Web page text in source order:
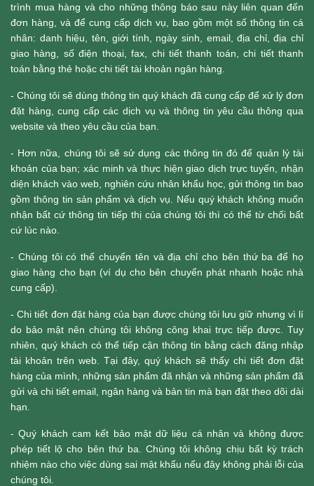
trình mua hàng và cho những thông báo sau này liên quan đến
đơn hàng, và để cung cấp dịch vụ, bao gồm một số thông tin cá
nhân: danh hiệu, tên, giới tính, ngày sinh, email, địa chỉ, địa chỉ
giao hàng, số điện thoại, fax, chi tiết thanh toán, chi tiết thanh
toán bằng thẻ hoặc chi tiết tài khoản ngân hàng.
- Chúng tôi sẽ dùng thông tin quý khách đã cung cấp để xử lý đơn
đặt hàng, cung cấp các dịch vụ và thông tin yêu cầu thông qua
website và theo yêu cầu của bạn.
- Hơn nữa, chúng tôi sẽ sử dụng các thông tin đó để quản lý tài
khoản của bạn; xác minh và thực hiện giao dịch trực tuyến, nhận
diện khách vào web, nghiên cứu nhân khẩu học, gửi thông tin bao
gồm thông tin sản phẩm và dịch vụ. Nếu quý khách không muốn
nhận bất cứ thông tin tiếp thị của chúng tôi thì có thể từ chối bất
cứ lúc nào.
- Chúng tôi có thể chuyển tên và địa chỉ cho bên thứ ba để họ
giao hàng cho bạn (ví dụ cho bên chuyển phát nhanh hoặc nhà
cung cấp).
- Chi tiết đơn đặt hàng của bạn được chúng tôi lưu giữ nhưng vì lí
do bảo mật nên chúng tôi không công khai trực tiếp được. Tuy
nhiên, quý khách có thể tiếp cận thông tin bằng cách đăng nhập
tài khoản trên web. Tại đây, quý khách sẽ thấy chi tiết đơn đặt
hàng của mình, những sản phẩm đã nhận và những sản phẩm đã
gửi và chi tiết email, ngân hàng và bản tin mà bạn đặt theo dõi dài
hạn.
- Quý khách cam kết bảo mật dữ liệu cá nhân và không được
phép tiết lộ cho bên thứ ba. Chúng tôi không chịu bất kỳ trách
nhiệm nào cho việc dùng sai mật khẩu nếu đây không phải lỗi của
chúng tôi.